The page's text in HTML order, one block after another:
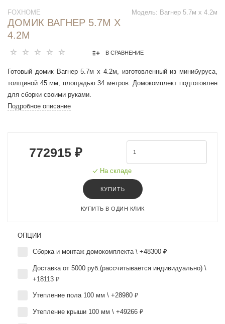
Модель: Вагнер 5.7м х 4.2м
FOXHOME
ДОМИК ВАГНЕР 5.7М Х
4.2М
В СРАВНЕНИЕ
Готовый домик Вагнер 5.7м х 4.2м, изготовленный из минибуруса,
толщиной 45 мм, площадью 34 метров. Домокомплект подготовлен
для сборки своими руками.
Подробное описание
772915 ₽
На складе
КУПИТЬ
КУПИТЬ В ОДИН КЛИК
ОПЦИИ
Сборка и монтаж домокомплекта \ +48300 ₽
Доставка от 5000 руб.(рассчитывается индивидуально) \
+18113 ₽
Утепление пола 100 мм \ +28980 ₽
Утепление крыши 100 мм \ +49266 ₽